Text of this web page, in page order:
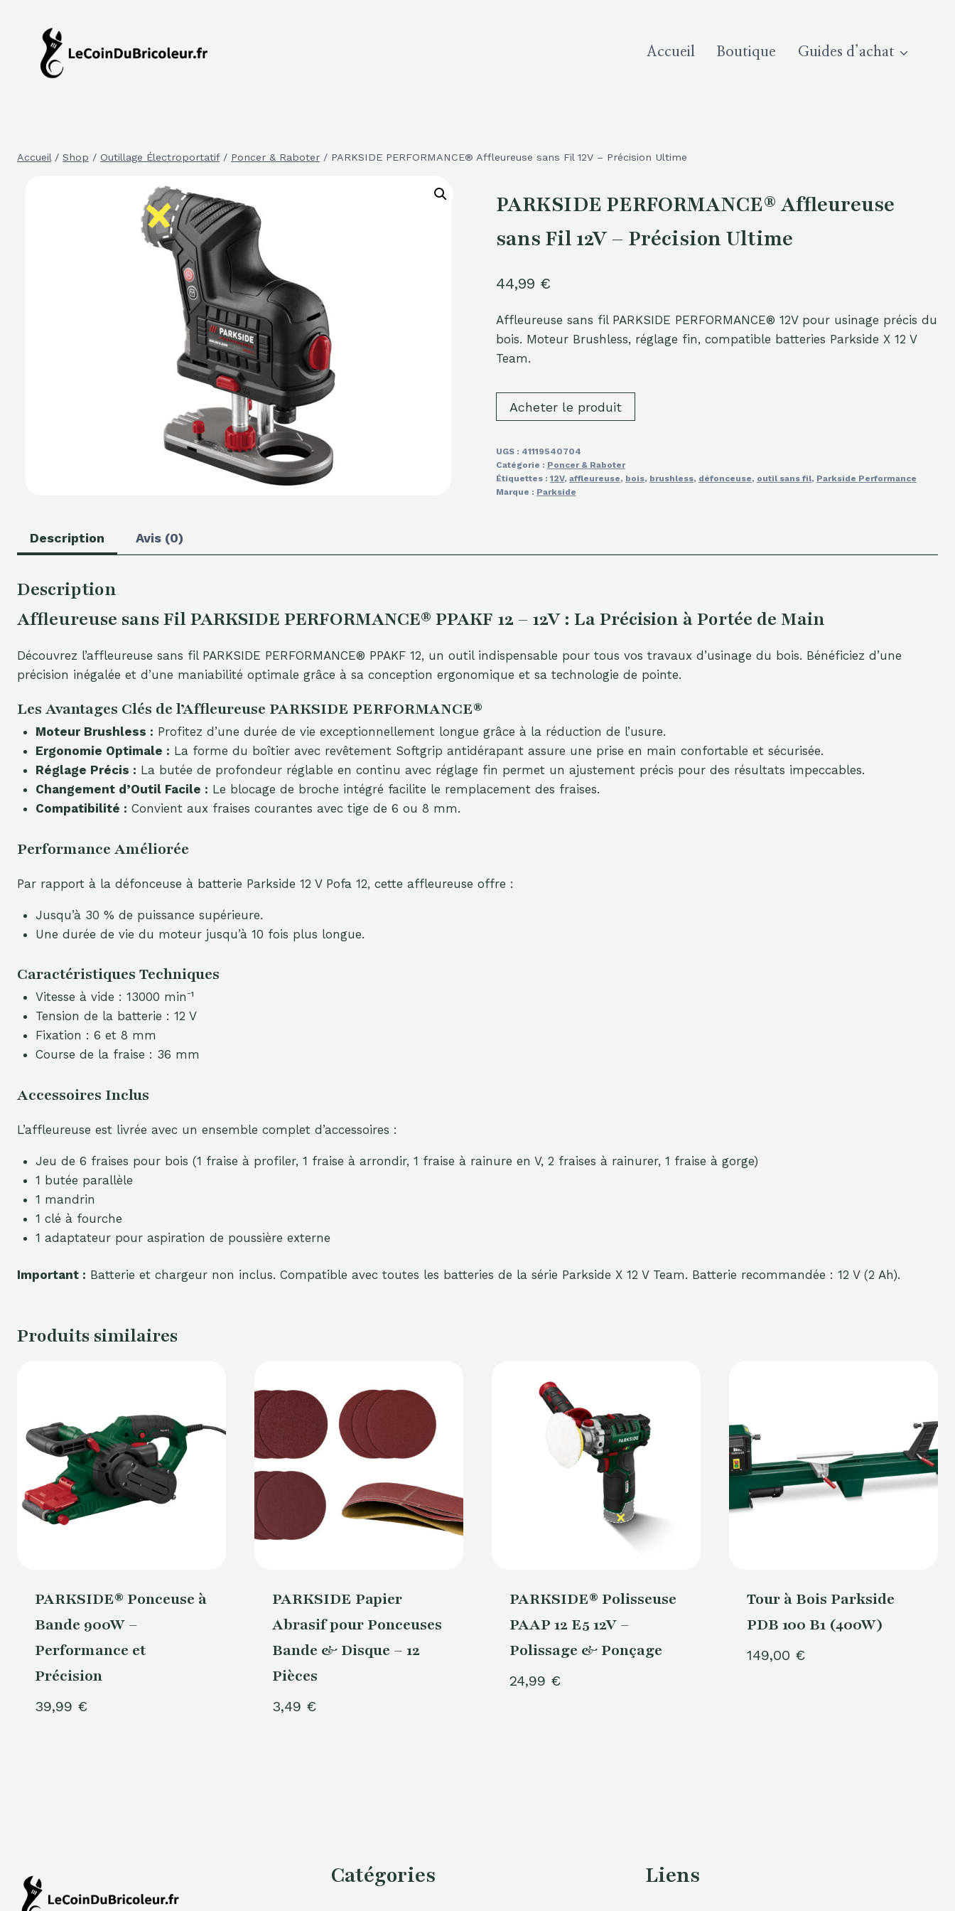
contenu
Accueil Boutique Guides d’achat
Accueil / Shop / Outillage Électroportatif / Poncer & Raboter / PARKSIDE PERFORMANCE® Affleureuse sans Fil 12V – Précision Ultime
PARKSIDE PERFORMANCE® Affleureuse
sans Fil 12V – Précision Ultime
44,99 €
Affleureuse sans fil PARKSIDE PERFORMANCE® 12V pour usinage précis du
bois. Moteur Brushless, réglage fin, compatible batteries Parkside X 12 V
Team.
Acheter le produit
UGS : 41119540704
Catégorie : Poncer & Raboter
Étiquettes : 12V, affleureuse, bois, brushless, défonceuse, outil sans fil, Parkside Performance
Marque : Parkside
Description Avis (0)
Description
Affleureuse sans Fil PARKSIDE PERFORMANCE® PPAKF 12 – 12V : La Précision à Portée de Main
Découvrez l’affleureuse sans fil PARKSIDE PERFORMANCE® PPAKF 12, un outil indispensable pour tous vos travaux d’usinage du bois. Bénéficiez d’une
précision inégalée et d’une maniabilité optimale grâce à sa conception ergonomique et sa technologie de pointe.
Les Avantages Clés de l’Affleureuse PARKSIDE PERFORMANCE®
Moteur Brushless : Profitez d’une durée de vie exceptionnellement longue grâce à la réduction de l’usure.
Ergonomie Optimale : La forme du boîtier avec revêtement Softgrip antidérapant assure une prise en main confortable et sécurisée.
Réglage Précis : La butée de profondeur réglable en continu avec réglage fin permet un ajustement précis pour des résultats impeccables.
Changement d’Outil Facile : Le blocage de broche intégré facilite le remplacement des fraises.
Compatibilité : Convient aux fraises courantes avec tige de 6 ou 8 mm.
Performance Améliorée
Par rapport à la défonceuse à batterie Parkside 12 V Pofa 12, cette affleureuse offre :
Jusqu’à 30 % de puissance supérieure.
Une durée de vie du moteur jusqu’à 10 fois plus longue.
Caractéristiques Techniques
Vitesse à vide : 13000 min⁻¹
Tension de la batterie : 12 V
Fixation : 6 et 8 mm
Course de la fraise : 36 mm
Accessoires Inclus
L’affleureuse est livrée avec un ensemble complet d’accessoires :
Jeu de 6 fraises pour bois (1 fraise à profiler, 1 fraise à arrondir, 1 fraise à rainure en V, 2 fraises à rainurer, 1 fraise à gorge)
1 butée parallèle
1 mandrin
1 clé à fourche
1 adaptateur pour aspiration de poussière externe
Important : Batterie et chargeur non inclus. Compatible avec toutes les batteries de la série Parkside X 12 V Team. Batterie recommandée : 12 V (2 Ah).
Produits similaires
PARKSIDE® Ponceuse à
Bande 900W –
Performance et
Précision
39,99 €
PARKSIDE Papier
Abrasif pour Ponceuses
Bande & Disque – 12
Pièces
3,49 €
PARKSIDE® Polisseuse
PAAP 12 E5 12V –
Polissage & Ponçage
24,99 €
Tour à Bois Parkside
PDB 100 B1 (400W)
149,00 €
Catégories Liens